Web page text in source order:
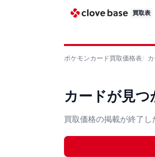
買取表
ポケモンカード買取価格表
カードが見
買取価格の掲載が終了し